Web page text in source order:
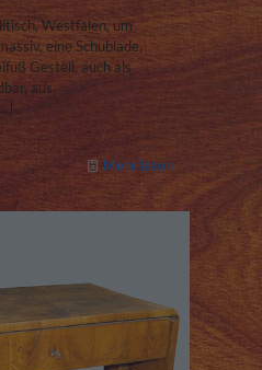
Westfalen, um
eine Schublade,
Gestell, auch als
aus
Mehr lesen